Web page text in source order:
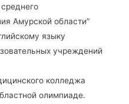
Амурской области”
языку
учреждений
колледжа
олимпиаде.